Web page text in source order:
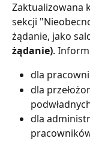
Zaktualizowana
sekcji
żądanie, jako
żądanie).
dla
dla
dla